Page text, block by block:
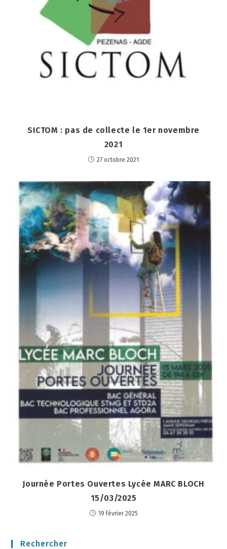
SICTOM : pas de collecte le 1er novembre
2021
27 octobre 2021
Journée Portes Ouvertes Lycée MARC BLOCH
15/03/2025
19 février 2025
Rechercher